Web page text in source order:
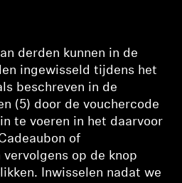
derden kunnen in de
ingewisseld tijdens het
beschreven in de
(5) door de vouchercode
te voeren in het daarvoor
of
vervolgens op de knop
Inwisselen nadat we